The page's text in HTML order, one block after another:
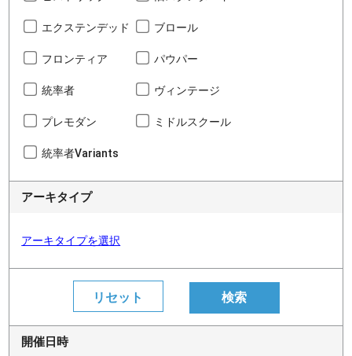
エクステンデッド ブロール
フロンティア パウパー
統率者 ヴィンテージ
プレモダン ミドルスクール
統率者Variants
アーキタイプ
アーキタイプを選択
開催日時